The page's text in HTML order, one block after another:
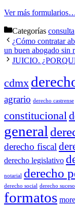
Ver más
Categorías consulta
¿Cómo contratar
un buen abogado sin
JUICIO.
cdmx
agrario derecho castrense
constitucional
general
derecho fiscal
derecho legislativo
notarial derecho
derecho social derecho
formatos